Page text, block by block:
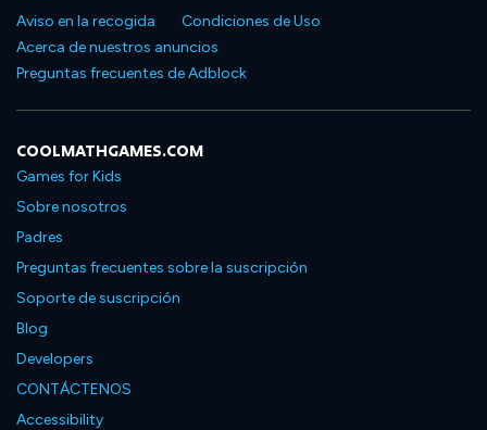
Aviso en la recogida
Condiciones de Uso
Acerca de nuestros anuncios
Preguntas frecuentes de Adblock
COOLMATHGAMES.COM
Games for Kids
Sobre nosotros
Padres
Preguntas frecuentes sobre la suscripción
Soporte de suscripción
Blog
Developers
CONTÁCTENOS
Accessibility